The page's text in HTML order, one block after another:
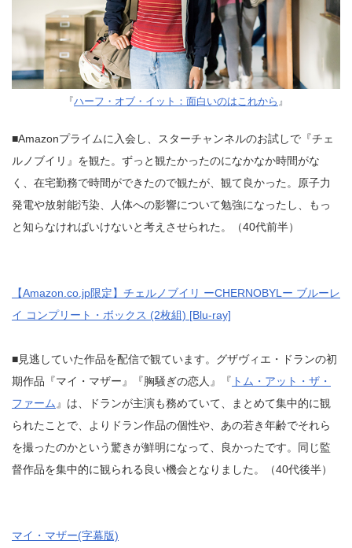
『ハーフ・オブ・イット：面白いのはこれから 』
■Amazonプライムに入会し、スターチャンネルのお試しで『チェ
ルノブイリ』を観た。ずっと観たかったのになかなか時間がな
く、在宅勤務で時間ができたので観たが、観て良かった。原子力
発電や放射能汚染、人体への影響について勉強になったし、もっ
と知らなければいけないと考えさせられた。（40代前半）
【Amazon.co.jp限定】チェルノブイリ ーCHERNOBYLー ブルーレ
イ コンプリート・ボックス (2枚組) [Blu-ray]
■見逃していた作品を配信で観ています。グザヴィエ・ドランの初
期作品『マイ・マザー』『胸騒ぎの恋人』『 トム・アット・ザ・
ファーム 』は、ドランが主演も務めていて、まとめて集中的に観
られたことで、よりドラン作品の個性や、あの若き年齢でそれら
を撮ったのかという驚きが鮮明になって、良かったです。同じ監
督作品を集中的に観られる良い機会となりました。（40代後半）
マイ・マザー(字幕版)